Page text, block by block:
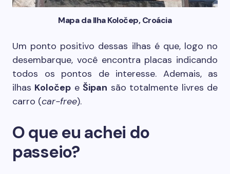
Mapa da Ilha Koločep, Croácia
Um ponto positivo dessas ilhas é que, logo no
desembarque, você encontra placas indicando
todos os pontos de interesse. Ademais, as
ilhas Koločep eŠipan são totalmente livres de
carro (car-free).
O que eu achei do
passeio?